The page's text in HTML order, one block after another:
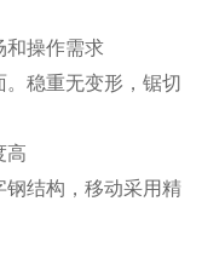
和操作需求
稳重无变形，锯切
高
结构，移动采用精